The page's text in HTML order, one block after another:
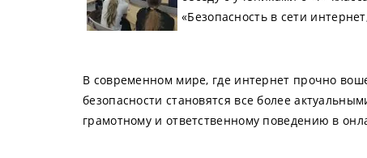
«Безопасность в сети
В современном мире, где интернет прочно
безопасности становятся все более
грамотному и ответственному поведению в